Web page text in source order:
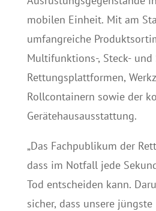
mobilen Einheit. Mit am
umfangreiche
Multifunktions-, Steck- und
Rettungsplattformen,
Rollcontainern sowie der
Gerätehausausstattung.
„Das Fachpublikum der
dass im Notfall jede
Tod entscheiden kann.
sicher, dass unsere